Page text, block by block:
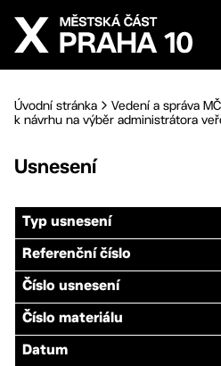
Přejít na hlavní obsah
Úvodní stránka Vedení a správa MČ
k návrhu na výběr administrátora
Usnesení
Typ usnesení
Referenční číslo
Číslo usnesení
Číslo materiálu
Datum